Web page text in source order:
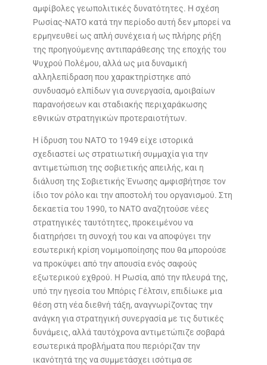
αμφίβολες γεωπολιτικές δυνατότητες. Η σχέση
Ρωσίας-ΝΑΤΟ κατά την περίοδο αυτή δεν μπορεί να
ερμηνευθεί ως απλή συνέχεια ή ως πλήρης ρήξη
της προηγούμενης αντιπαράθεσης της εποχής του
Ψυχρού Πολέμου, αλλά ως μια δυναμική
αλληλεπίδραση που χαρακτηρίστηκε από
συνδυασμό ελπίδων για συνεργασία, αμοιβαίων
παρανοήσεων και σταδιακής περιχαράκωσης
εθνικών στρατηγικών προτεραιοτήτων.
Η ίδρυση του ΝΑΤΟ το 1949 είχε ιστορικά
σχεδιαστεί ως στρατιωτική συμμαχία για την
αντιμετώπιση της σοβιετικής απειλής, και η
διάλυση της Σοβιετικής Ένωσης αμφισβήτησε τον
ίδιο τον ρόλο και την αποστολή του οργανισμού. Στη
δεκαετία του 1990, το ΝΑΤΟ αναζητούσε νέες
στρατηγικές ταυτότητες, προκειμένου να
διατηρήσει τη συνοχή του και να αποφύγει την
εσωτερική κρίση νομιμοποίησης που θα μπορούσε
να προκύψει από την απουσία ενός σαφούς
εξωτερικού εχθρού. Η Ρωσία, από την πλευρά της,
υπό την ηγεσία του Μπόρις Γέλτσιν, επιδίωκε μια
θέση στη νέα διεθνή τάξη, αναγνωρίζοντας την
ανάγκη για στρατηγική συνεργασία με τις δυτικές
δυνάμεις, αλλά ταυτόχρονα αντιμετώπιζε σοβαρά
εσωτερικά προβλήματα που περιόριζαν την
ικανότητά της να συμμετάσχει ισότιμα σε